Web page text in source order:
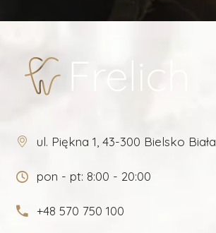
ul. Piękna 1, 43-300 Bielsko Biała
pon - pt: 8:00 - 20:00
+48 570 750 100